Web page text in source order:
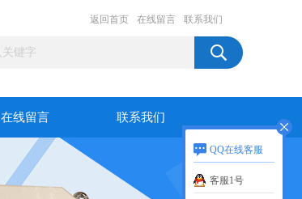
返回首页 在线留言 联系我们
在线留言 联系我们
QQ在线客服
客服1号